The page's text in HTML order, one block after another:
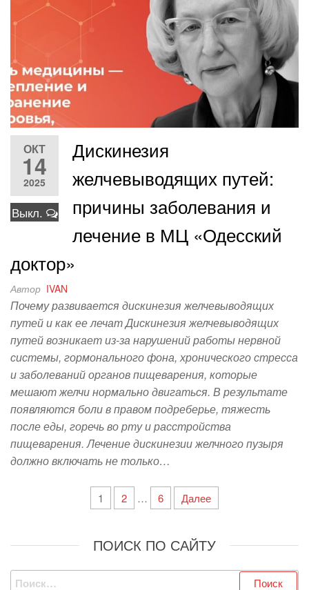
ОКТ
14
2025
Выкл.
Дискинезия
желчевыводящих путей:
причины заболевания и
лечение в МЦ «Одесский
доктор»
Автор IVAN
Почему развивается дискинезия желчевыводящих
путей и как ее лечат Дискинезия желчевыводящих
путей возникает из-за нарушений работы нервной
системы, гормонального фона, хронического стресса
и заболеваний органов пищеварения, которые
мешают желчи нормально двигаться. В результате
появляются боли в правом подреберье, тяжесть
после еды, горечь во рту и расстройства
пищеварения. Лечение дискинезии желчного пузыря
должно включать не только…
Пагинация
1 2 … 6 Далее
ПОИСК ПО САЙТУ
Найти: